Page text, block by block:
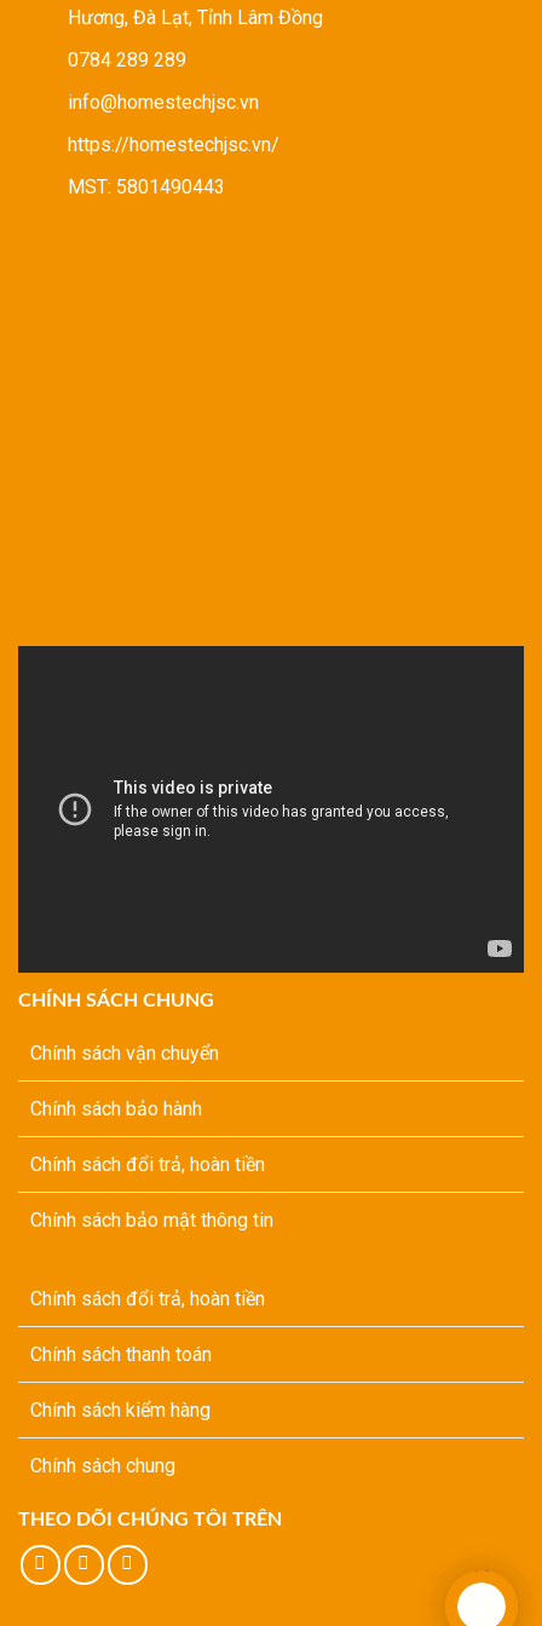
Hương, Đà Lạt, Tỉnh Lâm Đồng
0784 289 289
info@homestechjsc.vn
https://homestechjsc.vn/
MST: 5801490443
CHÍNH SÁCH CHUNG
Chính sách vận chuyển
Chính sách bảo hành
Chính sách đổi trả, hoàn tiền
Chính sách bảo mật thông tin
Chính sách đổi trả, hoàn tiền
Chính sách thanh toán
Chính sách kiểm hàng
Chính sách chung
THEO DÕI CHÚNG TÔI TRÊN